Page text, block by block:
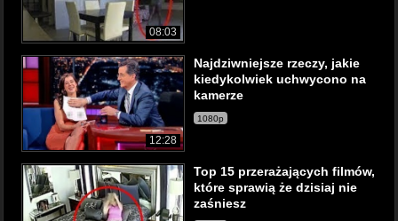
08:03
12:28
Najdziwniejsze rzeczy, jakie
kiedykolwiek uchwycono na
kamerze
1080p
Top 15 przerażających filmów,
które sprawią że dzisiaj nie
zaśniesz